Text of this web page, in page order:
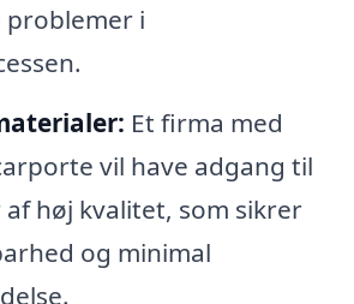
problemer i
Et firma med
vil have adgang til
høj kvalitet, som sikrer
og minimal